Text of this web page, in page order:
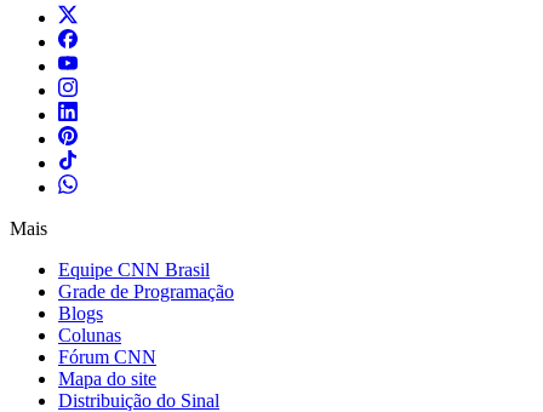
Mais
Equipe CNN Brasil
Grade de Programação
Blogs
Colunas
Fórum CNN
Mapa do site
Distribuição do Sinal